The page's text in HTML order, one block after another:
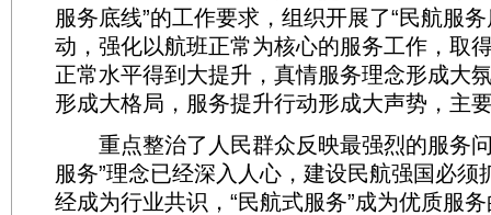
服务底线”的工作要求，组织开展了“民航服
动，强化以航班正常为核心的服务工作，取
正常水平得到大提升，真情服务理念形成大
形成大格局，服务提升行动形成大声势，主
重点整治了人民群众反映最强烈的服务问
服务”理念已经深入人心，建设民航强国必须
经成为行业共识，“民航式服务”成为优质服